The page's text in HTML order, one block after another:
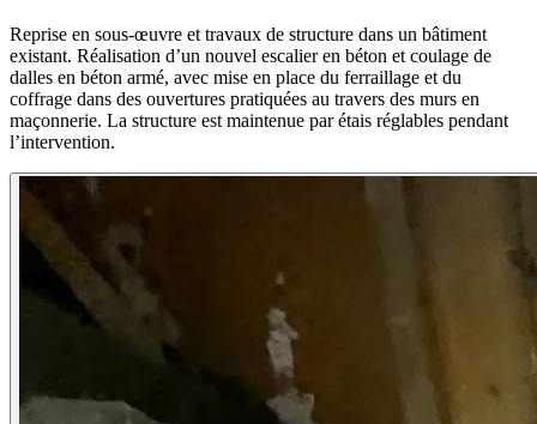
Reprise en sous-œuvre et travaux de structure dans un bâtiment
existant. Réalisation d’un nouvel escalier en béton et coulage de
dalles en béton armé, avec mise en place du ferraillage et du
coffrage dans des ouvertures pratiquées au travers des murs en
maçonnerie. La structure est maintenue par étais réglables pendant
l’intervention.